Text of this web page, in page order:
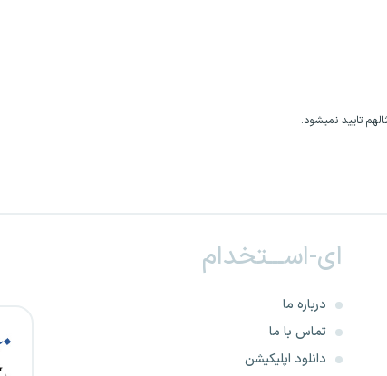
تایید نمیشود.
ای-اســـتخدام
درباره ما
تماس با ما
دانلود اپلیکیشن